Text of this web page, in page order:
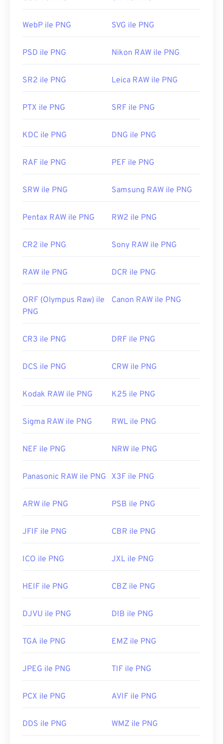
varsayılan resim görüntüleyicisinde açılır. PNG
görüntülenebilir. PNG dosyalarını açmakta sorun
veya PNG'den BMP'ye
dönüştürücülerimizi
programlar, PNG dosyalarını açmak ve düzenlemek
türlerinden biraz daha büyüktür, bu nedenle bunları
dosyalarının ilginç bir özelliği, özellikle şeffaf bir
Geliştiren: PNG Geliştirme Grubu
Faydalı bağlantılar:
İlgili PNG Araçları:
Görüntülerden renk seçmek için
WebP ile PNG SVG ile PNG
PSD ile PNG Nikon RAW ile PNG
SR2 ile PNG Leica RAW ile PNG
PTX ile PNG SRF ile PNG
KDC ile PNG DNG ile PNG
RAF ile PNG PEF ile PNG
SRW ile PNG Samsung RAW ile PNG
Pentax RAW ile PNG RW2 ile PNG
CR2 ile PNG Sony RAW ile PNG
RAW ile PNG DCR ile PNG
ORF (Olympus Raw) ile
PNG
Canon RAW ile PNG
CR3 ile PNG DRF ile PNG
DCS ile PNG CRW ile PNG
Kodak RAW ile PNG K25 ile PNG
Sigma RAW ile PNG RWL ile PNG
NEF ile PNG NRW ile PNG
Panasonic RAW ile PNG X3F ile PNG
ARW ile PNG PSB ile PNG
JFIF ile PNG CBR ile PNG
ICO ile PNG JXL ile PNG
HEIF ile PNG CBZ ile PNG
DJVU ile PNG DIB ile PNG
TGA ile PNG EMZ ile PNG
JPEG ile PNG TIF ile PNG
PCX ile PNG AVIF ile PNG
DDS ile PNG WMZ ile PNG